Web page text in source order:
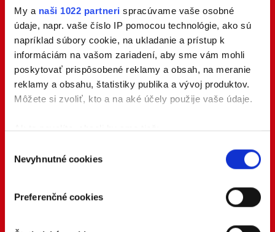
My a naši 1022 partneri spracúvame vaše osobné
údaje, napr. vaše číslo IP pomocou technológie, ako sú
napríklad súbory cookie, na ukladanie a prístup k
informáciám na vašom zariadení, aby sme vám mohli
poskytovať prispôsobené reklamy a obsah, na meranie
reklamy a obsahu, štatistiky publika a vývoj produktov.
Môžete si zvoliť, kto a na aké účely použije vaše údaje.
Ak to povolíte, chceli by sme tiež:
polohe s presnosťou na niekoľko metrov
skenovaním konkrétnych charakteristík (odtlačky
prstov).
súhlasu
Nevyhnutné cookies
Preferenčné cookies